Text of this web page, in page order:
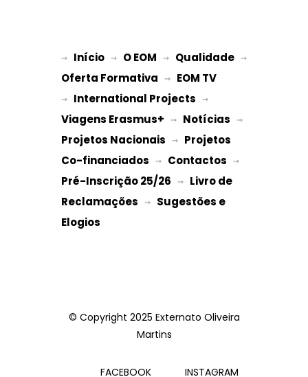
→ Início → O EOM → Qualidade
Oferta Formativa → EOM TV
→ International Projects
Viagens Erasmus+ → Notícias
Projetos Nacionais → Projetos
Co-financiados → Contactos
Pré-Inscrição 25/26 → Livro de
Reclamações → Sugestões e
Elogios
© Copyright 2025 Externato Oliveira
Martins
FACEBOOK INSTAGRAM